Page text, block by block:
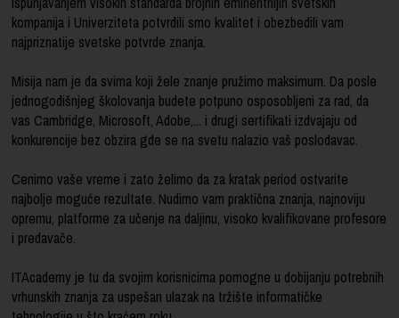
kompanija i Univerziteta potvrdili smo kvalitet i obezbedili vam
najpriznatije svetske potvrde znanja.
Misija nam je da svima koji žele znanje pružimo maksimum. Da posle
jednogodišnjeg školovanja budete potpuno osposobljeni za rad, da
vas Cambridge, Microsoft, Adobe,... i drugi sertifikati izdvajaju od
konkurencije bez obzira gde se na svetu nalazio vaš poslodavac.
Cenimo vaše vreme i zato želimo da za kratak period ostvarite
najbolje moguće rezultate. Nudimo vam praktična znanja, najnoviju
opremu, platforme za učenje na daljinu, visoko kvalifikovane profesore
i predavače.
ITAcademy je tu da svojim korisnicima pomogne u dobijanju potrebnih
vrhunskih znanja za uspešan ulazak na tržište informatičke